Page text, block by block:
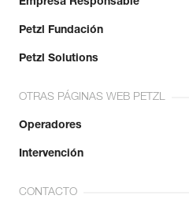
Petzl Fundación
Petzl Solutions
OTRAS PÁGINAS WEB PETZL
Operadores
Intervención
CONTACTO